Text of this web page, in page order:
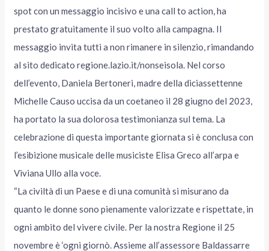
spot con un messaggio incisivo e una call to action, ha
prestato gratuitamente il suo volto alla campagna. Il
messaggio invita tutti a non rimanere in silenzio, rimandando
al sito dedicato regione.lazio.it/nonseisola. Nel corso
dell’evento, Daniela Bertoneri, madre della diciassettenne
Michelle Causo uccisa da un coetaneo il 28 giugno del 2023,
ha portato la sua dolorosa testimonianza sul tema. La
celebrazione di questa importante giornata si è conclusa con
l’esibizione musicale delle musiciste Elisa Greco all’arpa e
Viviana Ullo alla voce.
“La civiltà di un Paese e di una comunità si misurano da
quanto le donne sono pienamente valorizzate e rispettate, in
ogni ambito del vivere civile. Per la nostra Regione il 25
novembre è ‘ogni giornò. Assieme all’assessore Baldassarre